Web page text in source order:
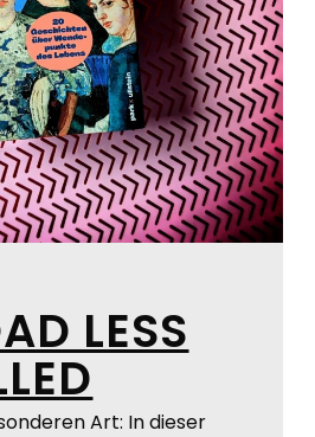
LESS
Art: In dieser